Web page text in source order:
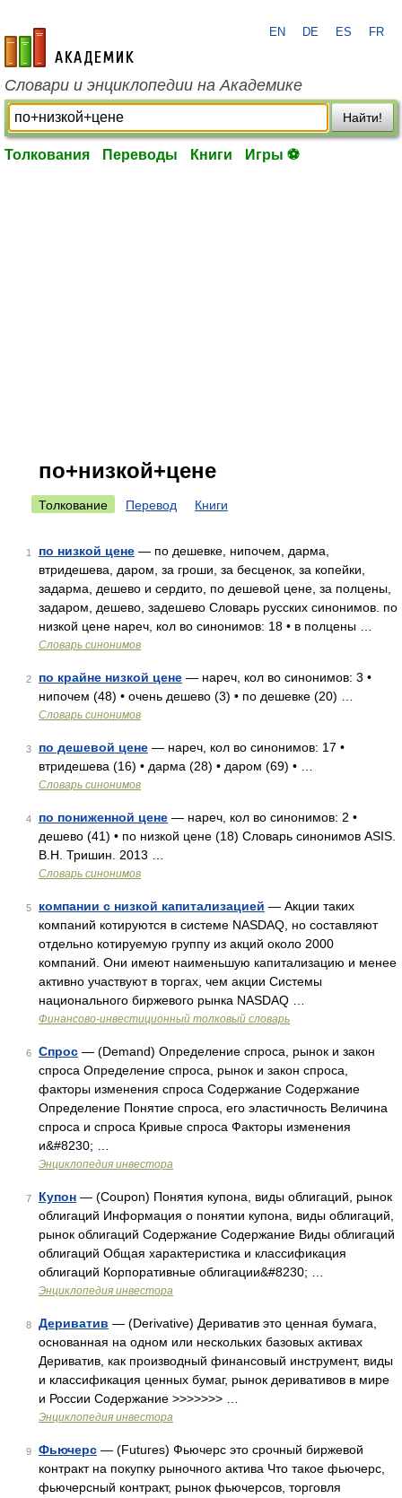
academic.ru
EN DE ES FR
Словари и энциклопедии на Академике
Найти!
Толкования Переводы Книги Игры ⚽
по+низкой+цене
Толкование Перевод Книги
1 по низкой цене — по дешевке, нипочем, дарма,
втридешева, даром, за гроши, за бесценок, за копейки,
задарма, дешево и сердито, по дешевой цене, за полцены,
задаром, дешево, задешево Словарь русских синонимов. по
низкой цене нареч, кол во синонимов: 18 • в полцены …
Словарь синонимов
2 по крайне низкой цене — нареч, кол во синонимов: 3 •
нипочем (48) • очень дешево (3) • по дешевке (20) …
Словарь синонимов
3 по дешевой цене — нареч, кол во синонимов: 17 •
втридешева (16) • дарма (28) • даром (69) • …
Словарь синонимов
4 по пониженной цене — нареч, кол во синонимов: 2 •
дешево (41) • по низкой цене (18) Словарь синонимов ASIS.
В.Н. Тришин. 2013 …
Словарь синонимов
5 компании с низкой капитализацией — Акции таких
компаний котируются в системе NASDAQ, но составляют
отдельно котируемую группу из акций около 2000
компаний. Они имеют наименьшую капитализацию и менее
активно участвуют в торгах, чем акции Системы
национального биржевого рынка NASDAQ …
Финансово-инвестиционный толковый словарь
6 Спрос — (Demand) Определение спроса, рынок и закон
спроса Определение спроса, рынок и закон спроса,
факторы изменения спроса Содержание Содержание
Определение Понятие спроса, его эластичность Величина
спроса и спроса Кривые спроса Факторы изменения
и&#8230; …
Энциклопедия инвестора
7 Купон — (Coupon) Понятия купона, виды облигаций, рынок
облигаций Информация о понятии купона, виды облигаций,
рынок облигаций Содержание Содержание Виды облигаций
облигаций Общая характеристика и классификация
облигаций Корпоративные облигации&#8230; …
Энциклопедия инвестора
8 Дериватив — (Derivative) Дериватив это ценная бумага,
основанная на одном или нескольких базовых активах
Дериватив, как производный финансовый инструмент, виды
и классификация ценных бумаг, рынок деривативов в мире
и России Содержание >>>>>>> …
Энциклопедия инвестора
9 Фьючерс — (Futures) Фьючерс это срочный биржевой
контракт на покупку рыночного актива Что такое фьючерс,
фьючерсный контракт, рынок фьючерсов, торговля